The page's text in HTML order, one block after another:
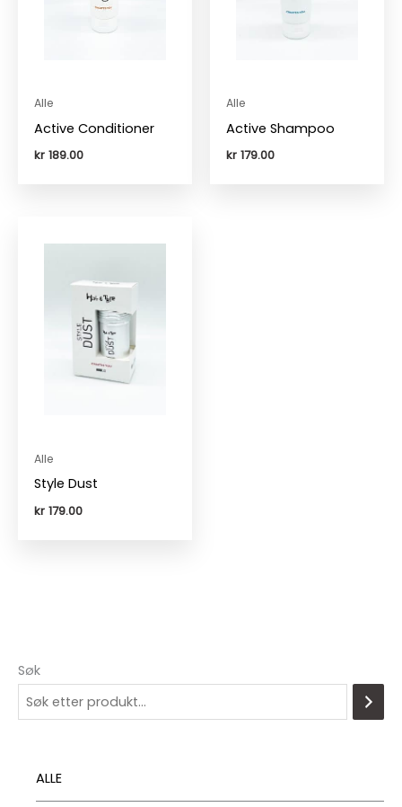
Søk
ALLE
Alle
Active Conditioner
kr189.00
Alle
Active Shampoo
kr179.00
Alle
Style Dust
kr179.00